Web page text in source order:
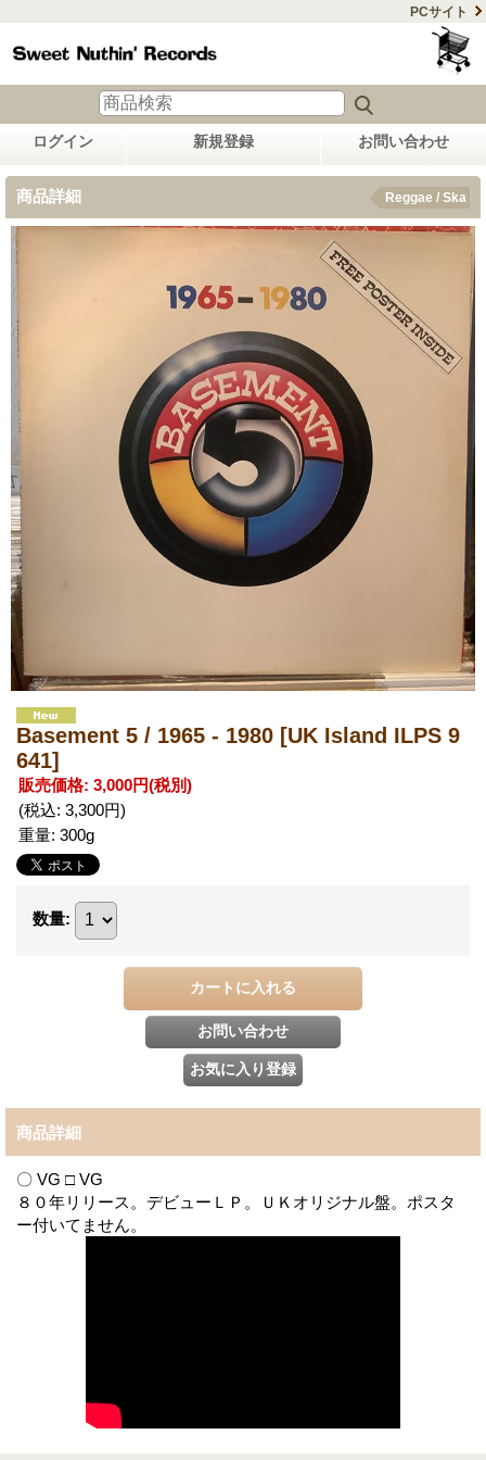
PCサイト
ログイン 新規登録 お問い合わせ
商品詳細 Reggae / Ska
Basement 5 / 1965 - 1980 [UK Island ILPS 9
641]
販売価格: 3,000円(税別)
(税込: 3,300円)
重量: 300g
数量:
商品詳細
〇 VG □ VG
８０年リリース。デビューＬＰ。ＵＫオリジナル盤。ポスタ
ー付いてません。